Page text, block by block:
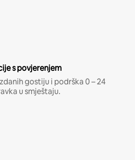
s povjerenjem
gostiju i podrška 0 – 24
u smještaju.